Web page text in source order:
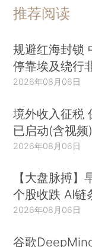
推荐阅读
规避红海封锁
停靠埃及绕行
2026年08月06日
境外收入征税
已启动(含视频)
2026年08月06日
【大盘脉搏
个股收跌 AI链
2026年08月06日
谷歌